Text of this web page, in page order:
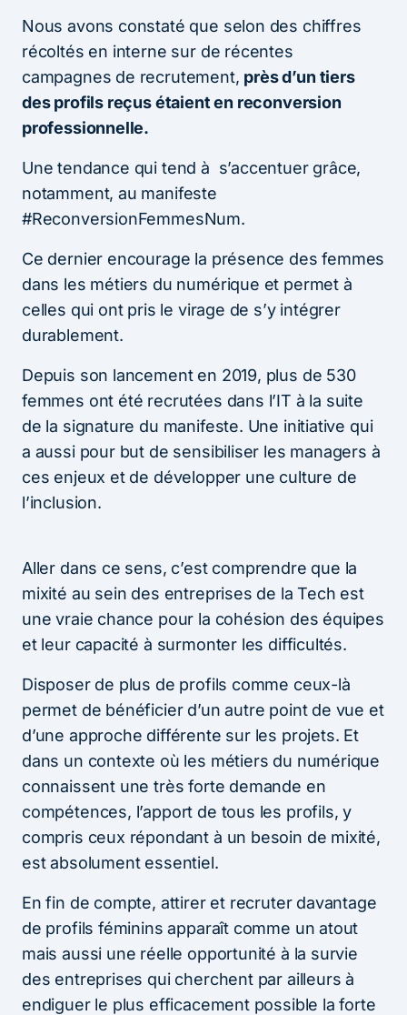
Nous avons constaté que selon des chiffres
récoltés en interne sur de récentes
campagnes de recrutement, près d’un tiers
des profils reçus étaient en reconversion
professionnelle.
Une tendance qui tend à s’accentuer grâce,
notamment, au manifeste
#ReconversionFemmesNum.
Ce dernier encourage la présence des femmes
dans les métiers du numérique et permet à
celles qui ont pris le virage de s’y intégrer
durablement.
Depuis son lancement en 2019, plus de 530
femmes ont été recrutées dans l’IT à la suite
de la signature du manifeste. Une initiative qui
a aussi pour but de sensibiliser les managers à
ces enjeux et de développer une culture de
l’inclusion.
Aller dans ce sens, c’est comprendre que la
mixité au sein des entreprises de la Tech est
une vraie chance pour la cohésion des équipes
et leur capacité à surmonter les difficultés.
Disposer de plus de profils comme ceux-là
permet de bénéficier d’un autre point de vue et
d’une approche différente sur les projets. Et
dans un contexte où les métiers du numérique
connaissent une très forte demande en
compétences, l’apport de tous les profils, y
compris ceux répondant à un besoin de mixité,
est absolument essentiel.
En fin de compte, attirer et recruter davantage
de profils féminins apparaît comme un atout
mais aussi une réelle opportunité à la survie
des entreprises qui cherchent par ailleurs à
endiguer le plus efficacement possible la forte